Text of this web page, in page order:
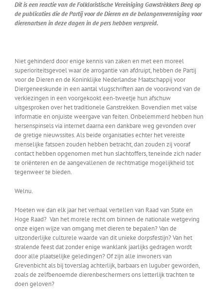
Dit is een reactie van de Folkloristische Vereiniging Gawstrèkkers Beeg op
de publicaties die de Partij voor de Dieren en de belangenvereniging voor
dierenartsen in deze dagen in de pers hebben verspreid.
Niet gehinderd door enige kennis van zaken en met een moreel
superioriteitsgevoel waar de arrogantie van afdruipt, hebben de Partij
voor de Dieren en de Koninklijke Nederlandse Maatschappij voor
Diergeneeskunde in een aantal vlugschriften aan de vooravond van de
verkiezingen in een voorgekookt een-tweetje hun afschuw
uitgesproken over het traditionele Ganstrekken. Bovendien met valse
informatie en onjuiste weergave van feiten. Onbelemmerd hebben hun
hersenspinsels via internet daarna een dankbare weg gevonden over
de gretige nieuwssites. Als beide organisaties echter het vereiste
menselijke fatsoen zouden hebben betracht, dan zouden zij vooraf
contact hebben opgenomen met hun slachtoffers, teneinde zich nader
te oriënteren en de aangevallenen de rechtmatige mogelijkheid tot
tegenweer te bieden.
Welnu.
Moeten we dan elk jaar het verhaal vertellen van Raad van State en
Hoge Raad? Van het morele recht om binnen de nationale wetgeving
onze eigen wijze van omgang met dieren te bepalen? Van de
uitzonderlijke culturele waarde van dit unieke dorpsfestijn? Van het
stralende feest dat zonder enige wanklank jaarlijks gedragen wordt
door alle plaatselijke geledingen? Of zijn alle inwoners van
Grevenbicht als bij toverslag achterlijk, barbaars en luguber geworden,
zoals de zelfbenoemde dierenbeschermers ons letterlijk trachten te
doen geloven?